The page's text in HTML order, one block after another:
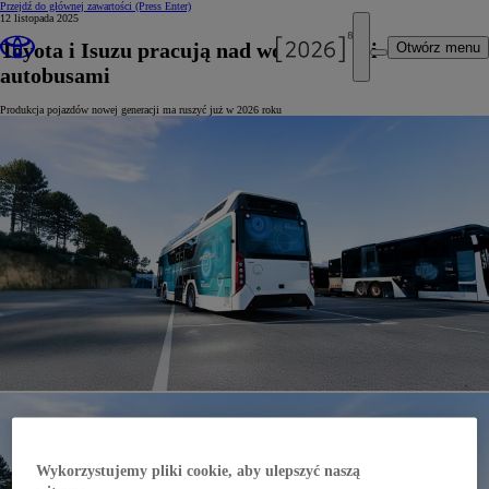
Przejdź do głównej zawartości (Press Enter)
Otwórz menu
12 listopada 2025
Toyota i Isuzu pracują nad wodorowymi
autobusami
Produkcja pojazdów nowej generacji ma ruszyć już w 2026 roku
Wykorzystujemy pliki cookie, aby ulepszyć naszą